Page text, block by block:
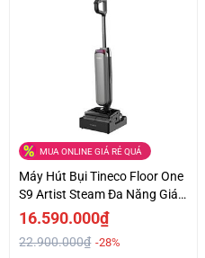
MUA ONLINE GIÁ RẺ QUÁ
Máy Hút Bụi Tineco Floor One
S9 Artist Steam Đa Năng Giá
Tốt
16.590.000₫
22.900.000₫ -28%